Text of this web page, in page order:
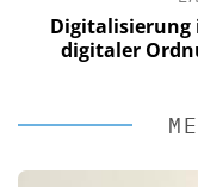
Digitalisierung
digitaler